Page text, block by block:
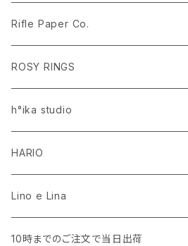
ドレープカーテン
ラグ・マット
SaanaJaOlli サーナヤオッリ EDITION.1
ラグ・マット
Disney HOME SERIES EDITION.8
ラグ・マット
名入れなし
CLASSIC POOH（クラシック プー）
Rifle Paper Co.
ROSY RINGS
h°ika studio
HARIO
Lino e Lina
10時までのご注文で当日出荷